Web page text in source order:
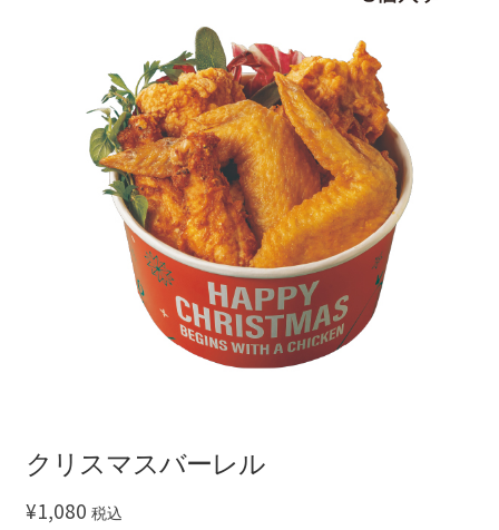
よくあるご質問
クリスマスバーレル
¥1,080 税込